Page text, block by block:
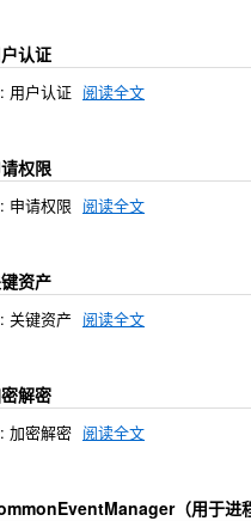
认证
用户认证 阅读全文
权限
申请权限 阅读全文
资产
关键资产 阅读全文
解密
加密解密 阅读全文
（用于进